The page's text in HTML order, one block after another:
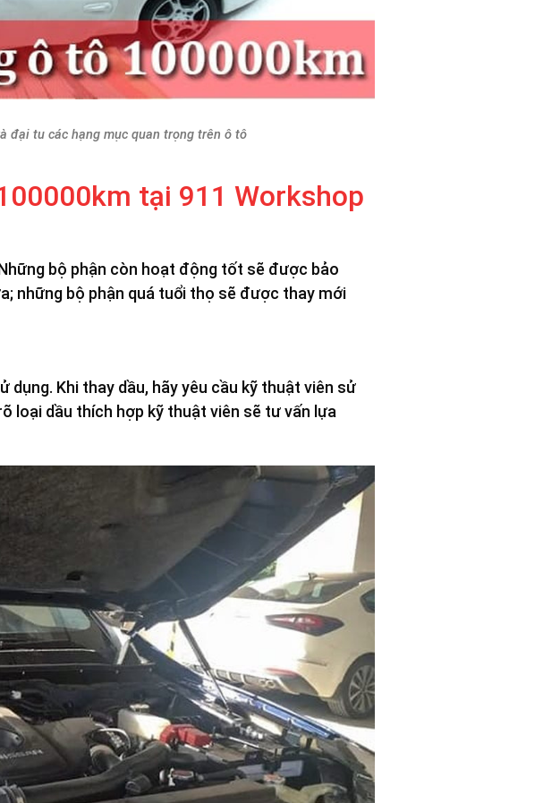
đại tu các hạng mục quan trọng trên ô tô
tại 911 Workshop
bộ phận còn hoạt động tốt sẽ được bảo
những bộ phận quá tuổi thọ sẽ được thay mới
Khi thay dầu, hãy yêu cầu kỹ thuật viên sử
loại dầu thích hợp kỹ thuật viên sẽ tư vấn lựa